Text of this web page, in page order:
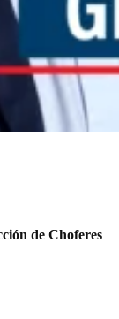
de Choferes